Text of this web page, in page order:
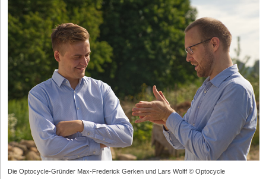
Die Optocycle-Gründer Max-Frederick Gerken und Lars Wolff © Optocycle